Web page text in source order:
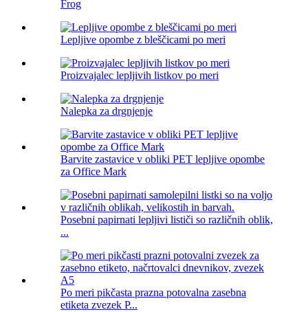
Frog
Lepljive opombe z bleščicami po meri
Proizvajalec lepljivih listkov po meri
Nalepka za drgnjenje
Barvite zastavice v obliki PET lepljive opombe
za Office Mark
Posebni papirnati lepljivi lističi so različnih oblik,
...
Po meri pikčasta prazna potovalna zasebna
etiketa zvezek P...